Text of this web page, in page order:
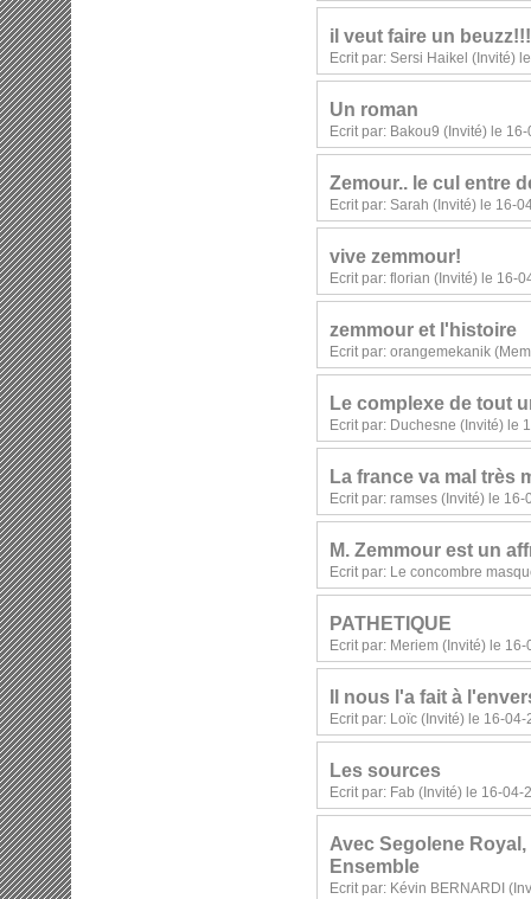
il veut faire un beuzz!!!
Ecrit par: Sersi Haikel (Invité)
Un roman
Ecrit par: Bakou9 (Invité) le
Zemour.. le cul entre
Ecrit par: Sarah (Invité) le 16-
vive zemmour!
Ecrit par: florian (Invité) le 16-
zemmour et l'histoire
Ecrit par: orangemekanik
Le complexe de tout
Ecrit par: Duchesne (Invité) le
La france va mal très
Ecrit par: ramses (Invité) le
M. Zemmour est un
Ecrit par: Le concombre
PATHETIQUE
Ecrit par: Meriem (Invité) le
Il nous l'a fait à
Ecrit par: Loïc (Invité) le 16-
Les sources
Ecrit par: Fab (Invité) le 16-04-
Avec Segolene
Ensemble
Ecrit par: Kévin BERNARDI